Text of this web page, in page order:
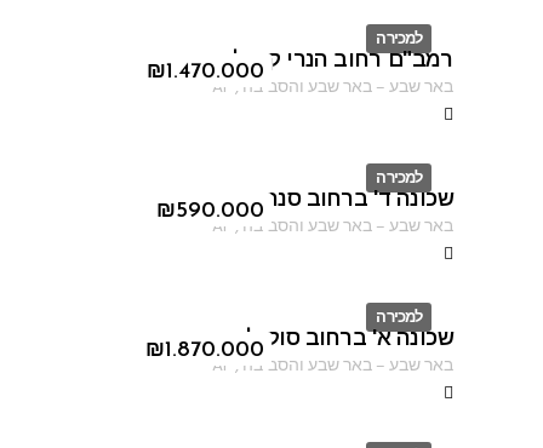
למכירה
ID
₪1.470.000
רמב"ם רחוב הנרי קנדל
באר שבע–באר שבע והסביבה ,
AF
למכירה
ID
₪590.000
שכונה ד' ברחוב סנהדרין
באר שבע–באר שבע והסביבה ,
AF
למכירה
ID
₪1.870.000
שכונה א' ברחוב סוקולוב
באר שבע–באר שבע והסביבה ,
AF